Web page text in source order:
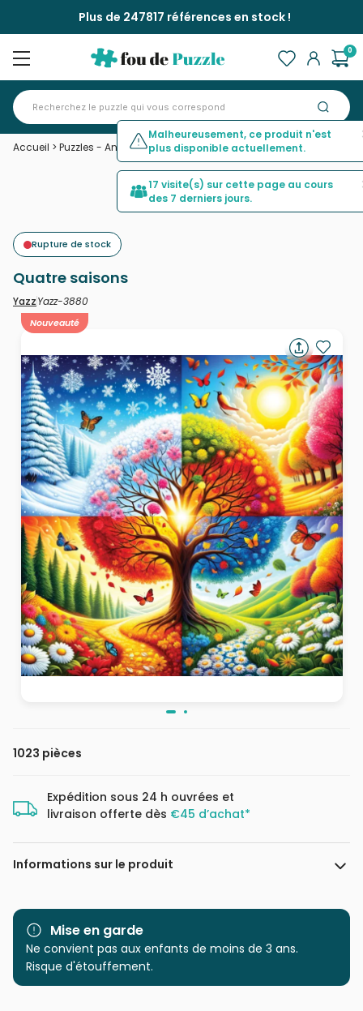
Plus de 247817 références en stock !
0
Accueil > Puzzles - Animaux de la forêt>Quatre saisons
Rupture de stock
Quatre saisons
YazzYazz-3880
Nouveauté
1023 pièces
Expédition sous 24 h ouvrées et
livraison offerte dès €45 d’achat*
Informations sur le produit
Marque Yazz
Catégorie Puzzles - Animaux de la forêt
Age
Puzzle pour Adultes (500 à
Mise en garde
Ne convient pas aux enfants de moins de 3 ans.
Risque d'étouffement.
Malheureusement, ce produit n'est
plus disponible actuellement.
17 visite(s) sur cette page au cours
des 7 derniers jours.